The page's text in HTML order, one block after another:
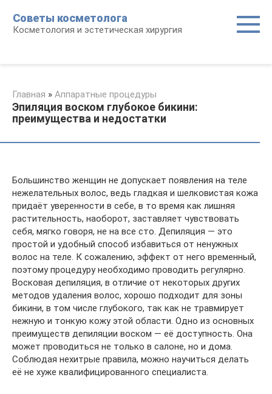
контенту
Советы косметолога
Косметология и эстетическая хирургия
Главная » Аппаратные процедуры
Эпиляция воском глубокое бикини:
преимущества и недостатки
Большинство женщин не допускает появления на теле
нежелательных волос, ведь гладкая и шелковистая кожа
придаёт уверенности в себе, в то время как лишняя
растительность, наоборот, заставляет чувствовать
себя, мягко говоря, не на все сто. Депиляция — это
простой и удобный способ избавиться от ненужных
волос на теле. К сожалению, эффект от него временный,
поэтому процедуру необходимо проводить регулярно.
Восковая депиляция, в отличие от некоторых других
методов удаления волос, хорошо подходит для зоны
бикини, в том числе глубокого, так как не травмирует
нежную и тонкую кожу этой области. Одно из основных
преимуществ депиляции воском — её доступность. Она
может проводиться не только в салоне, но и дома.
Соблюдая нехитрые правила, можно научиться делать
её не хуже квалифицированного специалиста.